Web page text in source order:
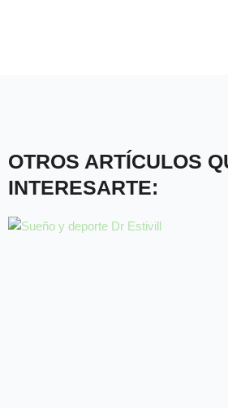
OTROS ARTÍCULOS
INTERESARTE: